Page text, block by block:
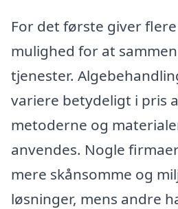
For det første giver
mulighed for at
tjenester.
variere betydeligt i pris
metoderne og
anvendes. Nogle
mere skånsomme og
løsninger, mens andre